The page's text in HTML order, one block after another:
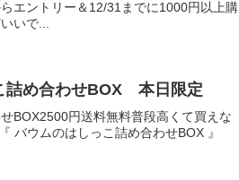
エントリー＆12/31までに1000円以上購
いで...
詰め合わせBOX 本日限定
BOX2500円送料無料普段高くて買えな
バウムのはしっこ詰め合わせBOX 』